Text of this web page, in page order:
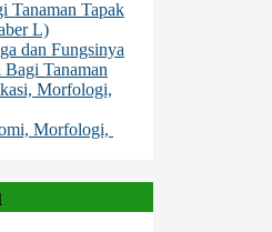
Tanaman Tapak
L)
dan Fungsinya
Tanaman
Morfologi,
Morfologi,